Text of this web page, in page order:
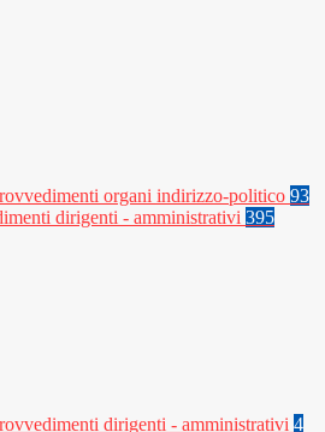
organi indirizzo-politico 93
dirigenti - amministrativi 395
dirigenti - amministrativi 4